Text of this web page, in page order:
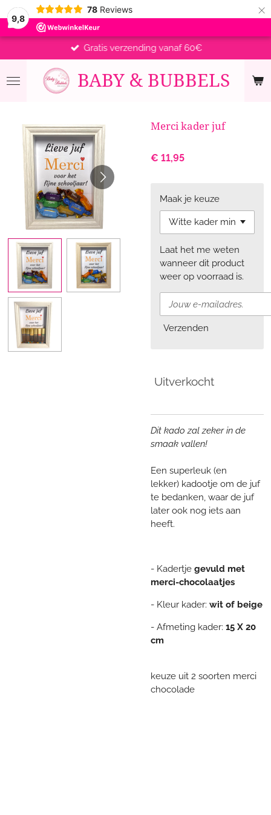
9,8
78 Reviews ×
BABY & BUBBELS
Gratis verzending vanaf 60€
Merci kader juf
€ 11,95
Maak je keuze
Laat het me weten
wanneer dit product
weer op voorraad is.
Verzenden
Uitverkocht
Dit kado zal zeker in de
smaak vallen!
Een superleuk (en
lekker) kadootje om de juf
te bedanken, waar de juf
later ook nog iets aan
heeft.
- Kadertje gevuld met
merci-chocolaatjes
- Kleur kader: wit of beige
- Afmeting kader: 15 X 20
cm
keuze uit 2 soorten merci
chocolade